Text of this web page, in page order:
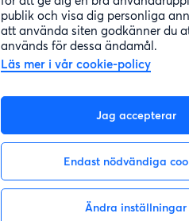
publik och visa dig personliga
att använda siten godkänner du
används för dessa ändamål.
Läs mer i vår cookie-policy
Jag accepterar
Endast nödvändiga
Ändra inställningar